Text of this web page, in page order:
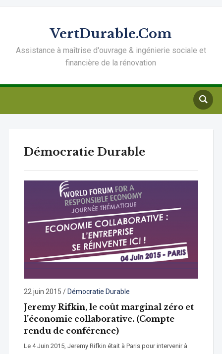
VertDurable.Com
Assistance à maîtrise d'ouvrage & ingénierie sociale et
financière de la rénovation
Démocratie Durable
22 juin 2015 / Démocratie Durable
Jeremy Rifkin, le coût marginal zéro et
l’économie collaborative. (Compte
rendu de conférence)
Le 4 Juin 2015, Jeremy Rifkin était à Paris pour intervenir à